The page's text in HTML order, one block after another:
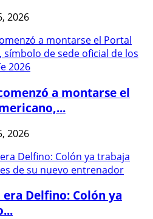
2026
a montarse el
2026
era Delfino: Colón ya